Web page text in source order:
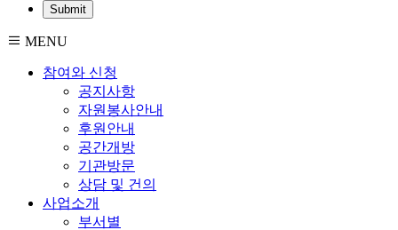
MENU
참여와 신청
공지사항
자원봉사안내
후원안내
공간개방
기관방문
상담 및 건의
사업소개
부서별